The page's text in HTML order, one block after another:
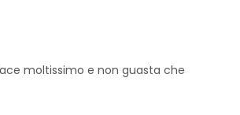
moltissimo e non guasta che